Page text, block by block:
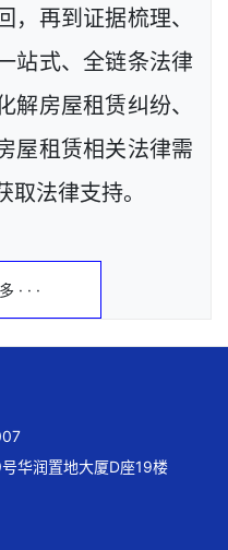
，再到证据梳理、
站式、全链条法律
解房屋租赁纠纷、
屋租赁相关法律需
法律支持。
· · ·
华润置地大厦D座19楼